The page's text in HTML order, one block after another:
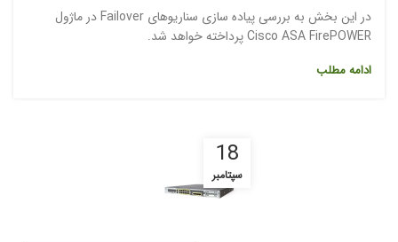
در این بخش به بررسی پیاده سازی سناریوهای Failover در ماژول
Cisco ASA FirePOWER پرداخته خواهد شد.
ادامه مطلب
18
سپتامبر